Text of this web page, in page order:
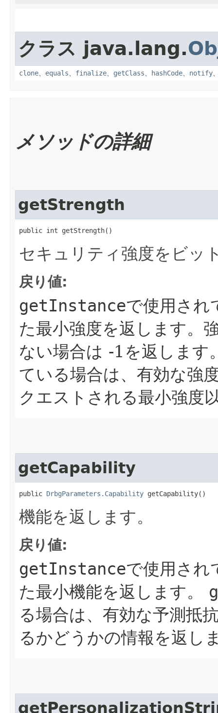
クラス java.lang.
clone、 equals、 finalize、 getClass、 hashCode、 notify
メソッドの詳細
getStrength
public int getStrength()
セキュリティ強度をビッ
戻り値:
getInstanceで使用され
た最小強度を返します。
ない場合は -1を返します
ている場合は、有効な強
クエストされる最小強度
getCapability
public DrbgParameters.Capability getCapability()
機能を返します。
戻り値:
getInstanceで使用され
た最小機能を返します。
る場合は、有効な予測抵
るかどうかの情報を返し